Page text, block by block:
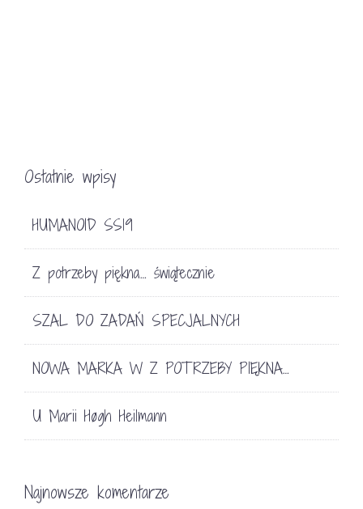
Ostatnie wpisy
HUMANOID SS19
Z potrzeby piękna… świątecznie
SZAL DO ZADAŃ SPECJALNYCH
NOWA MARKA W Z POTRZEBY PIĘKNA…
U Marii Høgh Heilmann
Najnowsze komentarze